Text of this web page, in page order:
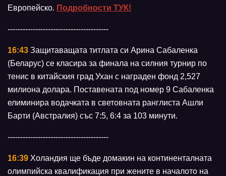
Европейско. Подробности ТУК!
----------------------------------------
16:43 Защитаващата титлата си Арина Сабаленка
(Беларус) се класира за финала на силния турнир по
тенис в китайския град Ухан с награден фонд 2,527
милиона долара. Поставената под номер 9 Сабаленка
елиминира водачката в световната ранглиста Ашли
Барти (Австралия) със 7:5, 6:4 за 103 минути.
----------------------------------------
16:39 Холандия ще бъде домакин на континенталната
олимпийска квалификация при жените в началото на